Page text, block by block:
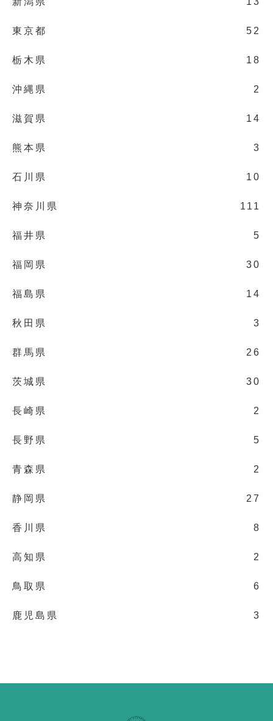
東京都 52
栃木県 18
沖縄県 2
滋賀県 14
熊本県 3
石川県 10
神奈川県 111
福井県 5
福岡県 30
福島県 14
秋田県 3
群馬県 26
茨城県 30
長崎県 2
長野県 5
青森県 2
静岡県 27
香川県 8
高知県 2
鳥取県 6
鹿児島県 3